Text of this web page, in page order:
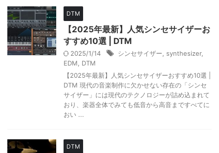
DTM
【2025年最新】人気シンセサイザーお
すすめ10選 | DTM
2025/1/14 シンセサイザー synthesizer,
EDM
DTM
【2025年最新】人気シンセサイザーおすすめ10選 |
DTM 現代の音楽制作に欠かせない存在の「シンセ
サイザー」には現代のテクノロジーが詰め込まれて
おり、楽器全体でみても低音から高音まですべてに
おい ...
DTM